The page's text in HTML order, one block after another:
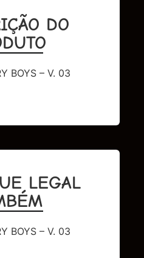
DO
BOYS – V. 03
LEGAL
BOYS – V. 03